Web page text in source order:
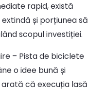
rapid, există
și porțiunea să
scopul investiției.
– Pista de biciclete
o idee bună și
că execuția lasă